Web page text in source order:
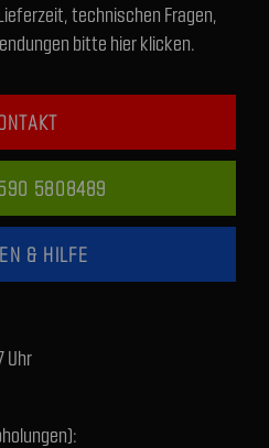
technischen Fragen,
bitte hier klicken.
5808489
& HILFE
Uhr